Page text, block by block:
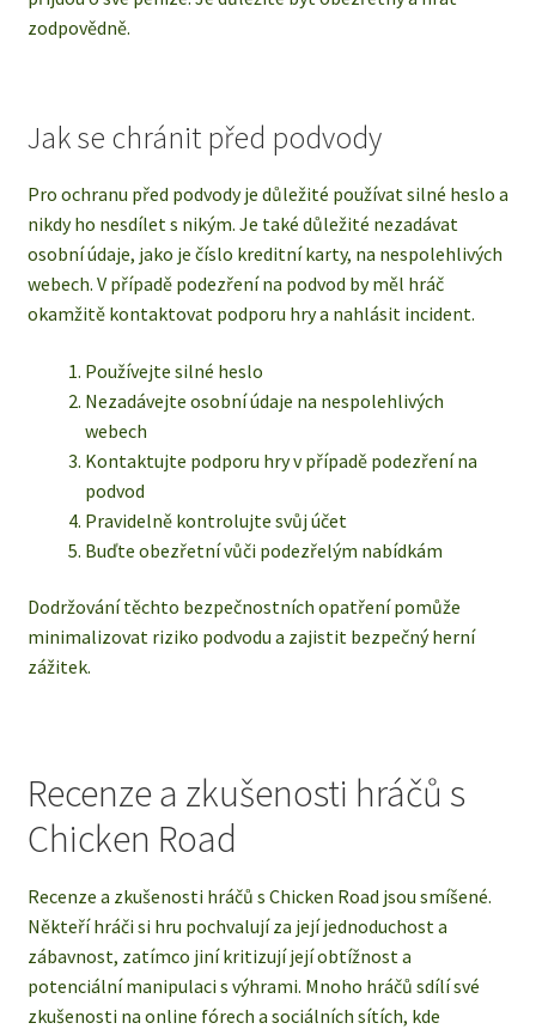
zodpovědně.
Jak se chránit před podvody
Pro ochranu před podvody je důležité používat silné heslo a
nikdy ho nesdílet s nikým. Je také důležité nezadávat
osobní údaje, jako je číslo kreditní karty, na nespolehlivých
webech. V případě podezření na podvod by měl hráč
okamžitě kontaktovat podporu hry a nahlásit incident.
Používejte silné heslo
Nezadávejte osobní údaje na nespolehlivých
webech
Kontaktujte podporu hry v případě podezření na
podvod
Pravidelně kontrolujte svůj účet
Buďte obezřetní vůči podezřelým nabídkám
Dodržování těchto bezpečnostních opatření pomůže
minimalizovat riziko podvodu a zajistit bezpečný herní
zážitek.
Recenze a zkušenosti hráčů s
Chicken Road
Recenze a zkušenosti hráčů s Chicken Road jsou smíšené.
Někteří hráči si hru pochvalují za její jednoduchost a
zábavnost, zatímco jiní kritizují její obtížnost a
potenciální manipulaci s výhrami. Mnoho hráčů sdílí své
zkušenosti na online fórech a sociálních sítích, kde